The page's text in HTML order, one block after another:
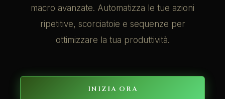
macro avanzate. Automatizza le tue azioni
ripetitive, scorciatoie e sequenze per
ottimizzare la tua produttività.
INIZIA ORA